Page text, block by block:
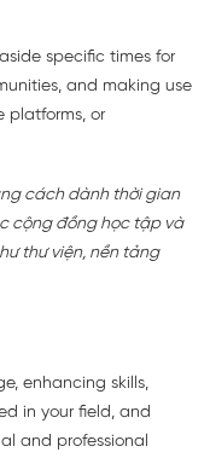
specific times for
and making use
platforms, or
cách dành thời gian
cộng đồng học tập và
thư viện, nền tảng
enhancing skills,
in your field, and
and professional